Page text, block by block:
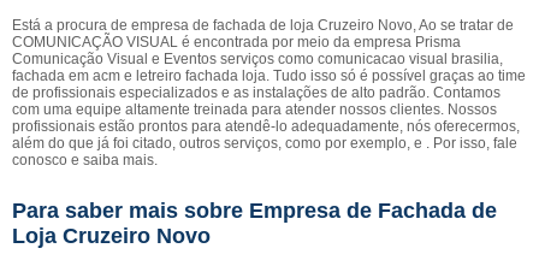
Está a procura de empresa de fachada de loja Cruzeiro Novo, Ao se tratar de
COMUNICAÇÃO VISUAL é encontrada por meio da empresa Prisma
Comunicação Visual e Eventos serviços como comunicacao visual brasilia,
fachada em acm e letreiro fachada loja. Tudo isso só é possível graças ao time
de profissionais especializados e as instalações de alto padrão. Contamos
com uma equipe altamente treinada para atender nossos clientes. Nossos
profissionais estão prontos para atendê-lo adequadamente, nós oferecermos,
além do que já foi citado, outros serviços, como por exemplo, e . Por isso, fale
conosco e saiba mais.
Para saber mais sobre Empresa de Fachada de
Loja Cruzeiro Novo